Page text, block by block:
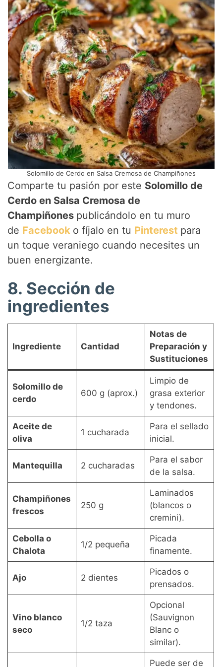
Solomillo de Cerdo en Salsa Cremosa de Champiñones
Comparte tu pasión por este Solomillo de
Cerdo en Salsa Cremosa de
Champiñones publicándolo en tu muro
de Facebook o fíjalo en tu Pinterest para
un toque veraniego cuando necesites un
buen energizante.
8. Sección de
ingredientes
Ingrediente Cantidad
Notas de
Preparación y
Sustituciones
Solomillo de
cerdo
600 g (aprox.)
Limpio de
grasa exterior
y tendones.
Aceite de
oliva
1 cucharada
Para el sellado
inicial.
Mantequilla 2 cucharadas
Para el sabor
de la salsa.
Champiñones
frescos
250 g
Laminados
(blancos o
cremini).
Cebolla o
Chalota
1/2 pequeña
Picada
finamente.
Ajo 2 dientes
Picados o
prensados.
Vino blanco
seco
1/2 taza
Opcional
(Sauvignon
Blanc o
similar).
Puede ser de